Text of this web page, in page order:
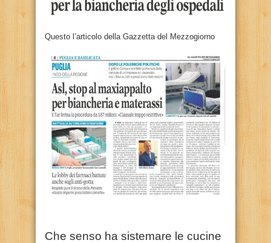
Questo l’articolo della Gazzetta del Mezzogiorno
Che senso ha sistemare le cucine